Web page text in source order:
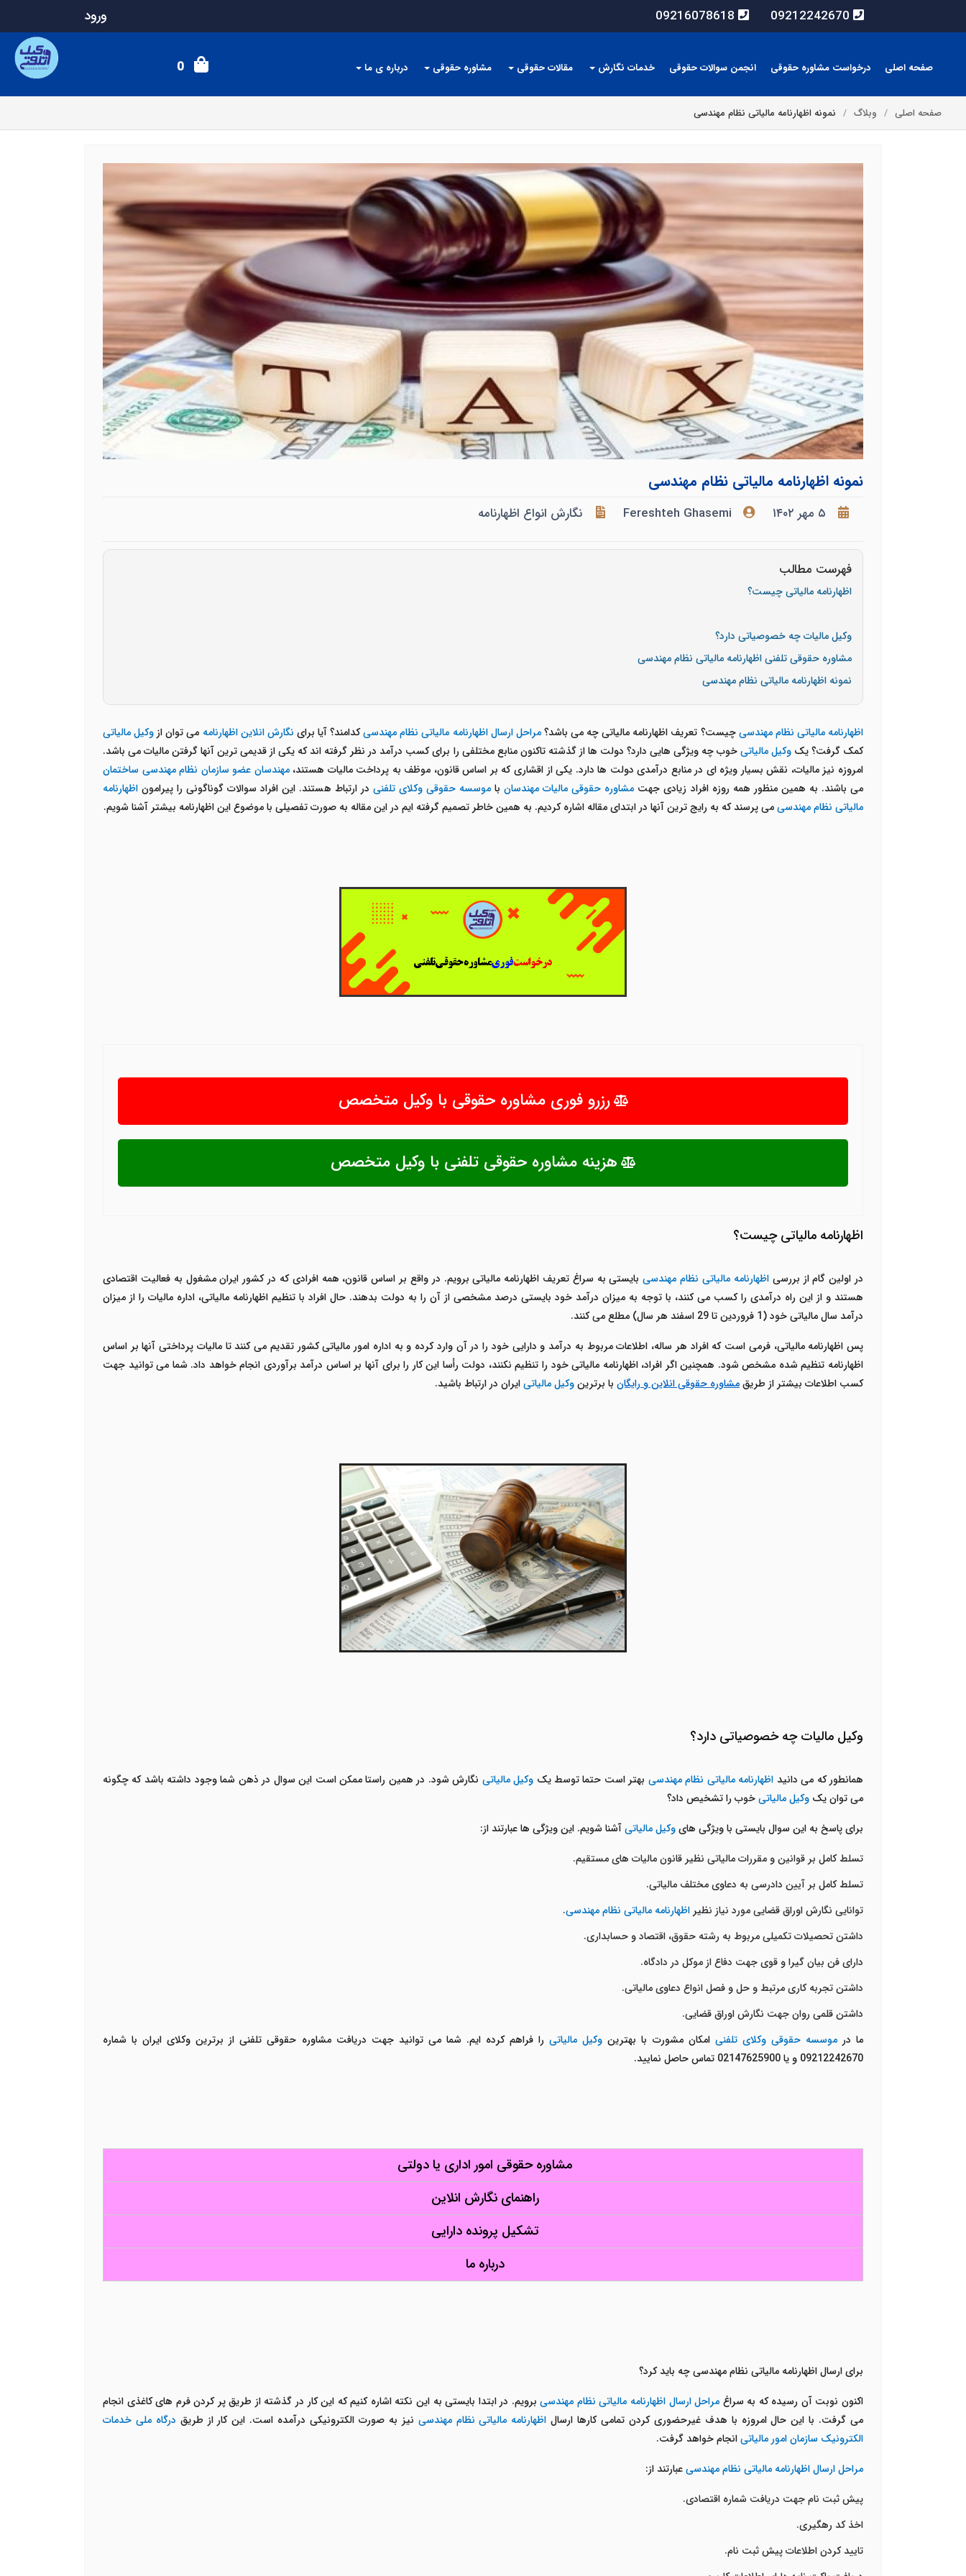
09212242670
09216078618 ورود
صفحه اصلی درخواست مشاوره حقوقی انجمن سوالات حقوقی خدمات نگارش مقالات حقوقی مشاوره حقوقی درباره ی ما 0
صفحه اصلی وبلاگ نمونه اظهارنامه مالیاتی نظام مهندسی
نمونه اظهارنامه مالیاتی نظام مهندسی
۵ مهر ۱۴۰۲ Fereshteh Ghasemi نگارش انواع اظهارنامه
فهرست مطالب
اظهارنامه مالیاتی چیست؟
وکیل مالیات چه خصوصیاتی دارد؟
مشاوره حقوقی تلفنی اظهارنامه مالیاتی نظام مهندسی
نمونه اظهارنامه مالیاتی نظام مهندسی
اظهارنامه مالیاتی نظام مهندسیچیست؟ تعریف اظهارنامه مالیاتی چه می باشد؟مراحل ارسال اظهارنامه مالیاتی نظام مهندسیکدامند؟ آیا برای نگارش انلاین اظهارنامه می توان از وکیل مالیاتی
کمک گرفت؟ یکوکیل مالیاتیخوب چه ویژگی هایی دارد؟ دولت ها از گذشته تاکنون منابع مختلفی را برای کسب درآمد در نظر گرفته اند که یکی از قدیمی ترین آنها گرفتن مالیات می باشد.
امروزه نیز مالیات، نقش بسیار ویژه ای در منابع درآمدی دولت ها دارد. یکی از اقشاری که بر اساس قانون، موظف به پرداخت مالیات هستند،مهندسان عضو سازمان نظام مهندسی ساختمان
می باشند. به همین منظور همه روزه افراد زیادی جهت مشاوره حقوقی مالیات مهندسانباموسسه حقوقی وکلای تلفنی در ارتباط هستند. این افراد سوالات گوناگونی را پیرامون اظهارنامه
مالیاتی نظام مهندسیمی پرسند که به رایج ترین آنها در ابتدای مقاله اشاره کردیم. به همین خاطر تصمیم گرفته ایم در این مقاله به صورت تفصیلی با موضوع این اظهارنامه بیشتر آشنا شویم.
رزرو فوری مشاوره حقوقی با وکیل متخصص
هزینه مشاوره حقوقی تلفنی با وکیل متخصص
اظهارنامه مالیاتی چیست؟
در اولین گام از بررسیاظهارنامه مالیاتی نظام مهندسیبایستی به سراغ تعریف اظهارنامه مالیاتی برویم. در واقع بر اساس قانون، همه افرادی که در کشور ایران مشغول به فعالیت اقتصادی
هستند و از این راه درآمدی را کسب می کنند، با توجه به میزان درآمد خود بایستی درصد مشخصی از آن را به دولت بدهند. حال افراد با تنظیم اظهارنامه مالیاتی، اداره مالیات را از میزان
درآمد سال مالیاتی خود (1 فروردین تا 29 اسفند هر سال) مطلع می کنند.
پس اظهارنامه مالیاتی، فرمی است که افراد هر ساله، اطلاعات مربوط به درآمد و دارایی خود را در آن وارد کرده و به اداره امور مالیاتی کشور تقدیم می کنند تا مالیات پرداختی آنها بر اساس
اظهارنامه تنظیم شده مشخص شود. همچنین اگر افراد، اظهارنامه مالیاتی خود را تنظیم نکنند، دولت رأسا این کار را برای آنها بر اساس درآمد برآوردی انجام خواهد داد. شما می توانید جهت
کسب اطلاعات بیشتر از طریقمشاوره حقوقی انلاین و رایگان با برترینوکیل مالیاتیایران در ارتباط باشید.
وکیل مالیات چه خصوصیاتی دارد؟
همانطور که می دانید اظهارنامه مالیاتی نظام مهندسی بهتر است حتما توسط یک وکیل مالیاتی نگارش شود. در همین راستا ممکن است این سوال در ذهن شما وجود داشته باشد که چگونه
می توان یک وکیل مالیاتیخوب را تشخیص داد؟
برای پاسخ به این سوال بایستی با ویژگی هایوکیل مالیاتیآشنا شویم. این ویژگی ها عبارتند از:
تسلط کامل بر قوانین و مقررات مالیاتی نظیر قانون مالیات های مستقیم.
تسلط کامل بر آیین دادرسی به دعاوی مختلف مالیاتی.
توانایی نگارش اوراق قضایی مورد نیاز نظیر اظهارنامه مالیاتی نظام مهندسی.
داشتن تحصیلات تکمیلی مربوط به رشته حقوق، اقتصاد و حسابداری.
دارای فن بیان گیرا و قوی جهت دفاع از موکل در دادگاه.
داشتن تجربه کاری مرتبط و حل و فصل انواع دعاوی مالیاتی.
داشتن قلمی روان جهت نگارش اوراق قضایی.
ما درموسسه حقوقی وکلای تلفنی امکان مشورت با بهترین وکیل مالیاتیرا فراهم کرده ایم. شما می توانید جهت دریافت مشاوره حقوقی تلفنی از برترین وکلای ایران با شماره
09212242670 و یا 02147625900 تماس حاصل نمایید.
مشاوره حقوقی امور اداری یا دولتی
راهنمای نگارش انلاین
تشکیل پرونده دارایی
درباره ما
برای ارسال اظهارنامه مالیاتی نظام مهندسی چه باید کرد؟
اکنون نوبت آن رسیده که به سراغ مراحل ارسال اظهارنامه مالیاتی نظام مهندسیبرویم. در ابتدا بایستی به این نکته اشاره کنیم که این کار در گذشته از طریق پر کردن فرم های کاغذی انجام
می گرفت. با این حال امروزه با هدف غیرحضوری کردن تمامی کارها ارسال اظهارنامه مالیاتی نظام مهندسی نیز به صورت الکترونیکی درآمده است. این کار از طریق درگاه ملی خدمات
الکترونیک سازمان امور مالیاتیانجام خواهد گرفت.
مراحل ارسال اظهارنامه مالیاتی نظام مهندسیعبارتند از:
پیش ثبت نام جهت دریافت شماره اقتصادی.
اخذ کد رهگیری.
تایید کردن اطلاعات پیش ثبت نام.